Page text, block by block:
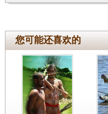
您可能还喜欢的